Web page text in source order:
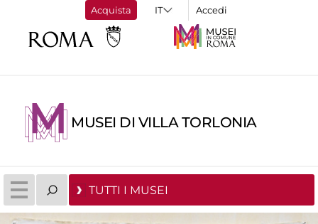
Acquista Accedi
MUSEI DI VILLA TORLONIA
TUTTI I MUSEI